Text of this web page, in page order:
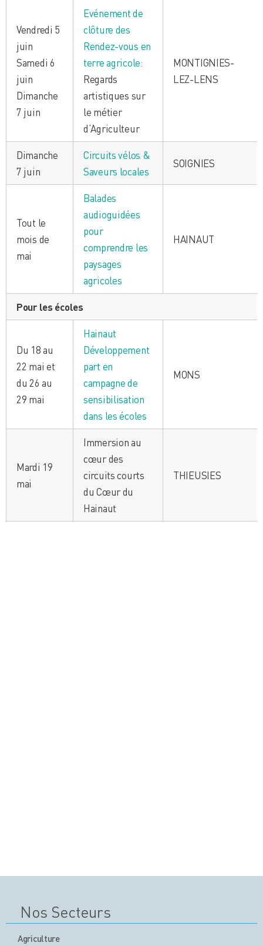
Vendredi 5
juin
Samedi 6
juin
Dimanche
7 juin
Evénement de
clôture des
Rendez-vous en
terre agricole:
Regards
artistiques sur
le métier
d’Agriculteur
MONTIGNIES-
LEZ-LENS
Dimanche
7 juin
Circuits vélos &
Saveurs locales
SOIGNIES
Tout le
mois de
mai
Balades
audioguidées
pour
comprendre les
paysages
agricoles
HAINAUT
Pour les écoles
Du 18 au
22 mai et
du 26 au
29 mai
Hainaut
Développement
part en
campagne de
sensibilisation
dans les écoles
MONS
Mardi 19
mai
Immersion au
cœur des
circuits courts
du Cœur du
Hainaut
THIEUSIES
Nos Secteurs
Agriculture